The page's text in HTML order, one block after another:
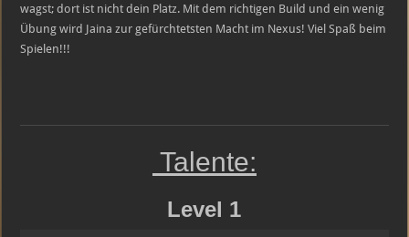
wagst; dort ist nicht dein Platz. Mit dem richtigen Build und ein wenig
Übung wird Jaina zur gefürchtetsten Macht im Nexus! Viel Spaß beim
Spielen!!!
Talente:
Level 1